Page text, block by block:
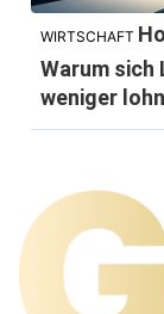
WIRTSCHAFT
Warum sich
weniger